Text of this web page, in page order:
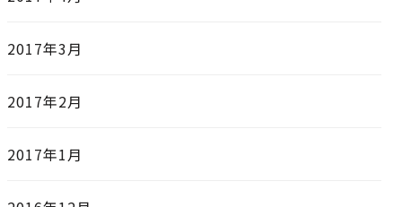
2017年3月
2017年2月
2017年1月